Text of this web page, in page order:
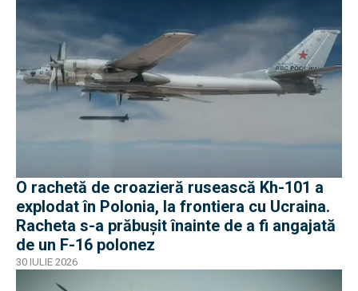
O rachetă de croazieră rusească Kh-101 a
explodat în Polonia, la frontiera cu Ucraina.
Racheta s-a prăbușit înainte de a fi angajată
de un F-16 polonez
30 IULIE 2026